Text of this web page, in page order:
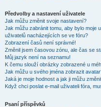
Předvolby a nastavení uživatele
Jak můžu změnit svoje nastavení?
Jak můžu zabránit tomu, aby bylo moje
uživatelů nacházejících se ve fóru?
Zobrazení časů není správné!
Změnil jsem časovou zónu, ale čas se
Můj jazyk není na seznamu!
K čemu slouží obrázky zobrazené u
Jak můžu u svého jména zobrazit
Jaká je moje hodnost a jak ji můžu
Když chci poslat e-mail uživateli fóra,
Psaní příspěvků